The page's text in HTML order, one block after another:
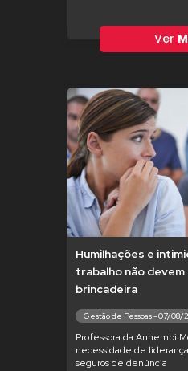
Ver
Humilhações e
trabalho não
brincadeira
Gestão de Pessoas - 07/08/
Professora da Anhembi
necessidade de
seguros de denúncia